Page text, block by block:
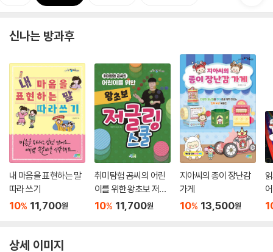
신나는 방과후
내 마음을 표현하는 말
따라 쓰기
10% 11,700원
취미탐험 곰씨의 어린
이를 위한 왕초보 저글
링 스쿨
10% 11,700원
지아씨의 종이 장난감
가게
10% 13,500원
상세 이미지